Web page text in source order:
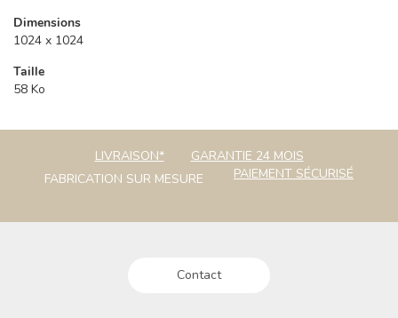
Dimensions
1024 x 1024
Taille
58 Ko
LIVRAISON*
GARANTIE 24 MOIS
FABRICATION SUR MESURE
PAIEMENT SÉCURISÉ
Contact